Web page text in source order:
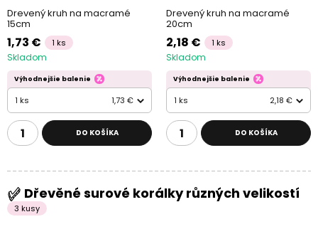
Drevený kruh na macramé
15cm
1,73 € 1 ks
Skladom
Výhodnejšie balenie
1 ks 1,73 €
DO KOŠÍKA
Drevený kruh na macramé
20cm
2,18 € 1 ks
Skladom
Výhodnejšie balenie
1 ks 2,18 €
DO KOŠÍKA
Dřevěné surové korálky různých velikostí
3 kusy